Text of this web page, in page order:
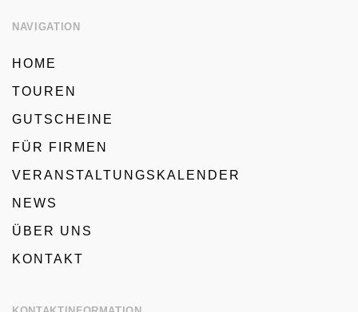
NAVIGATION
HOME
TOUREN
GUTSCHEINE
FÜR FIRMEN
VERANSTALTUNGSKALENDER
NEWS
ÜBER UNS
KONTAKT